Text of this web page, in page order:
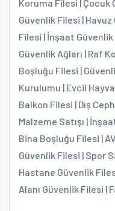
Koruma Filesi | Çocuk
Güvenlik Filesi |
Filesi | İnşaat
Güvenlik Ağları | Raf
Boşluğu Filesi |
Kurulumu | Evcil
Balkon Filesi | Dış
Malzeme Satışı |
Bina Boşluğu Filesi |
Güvenlik Filesi | Spor
Hastane Güvenlik
Alanı Güvenlik Filesi |